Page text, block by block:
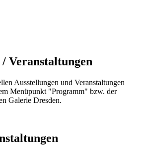
Veranstaltungen
Ausstellungen und Veranstaltungen
Menüpunkt "Programm" bzw. der
Galerie Dresden.